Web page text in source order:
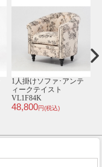
1人掛けソファ･アンテ
ィークテイスト
VL1F84K
48,800円(税込)